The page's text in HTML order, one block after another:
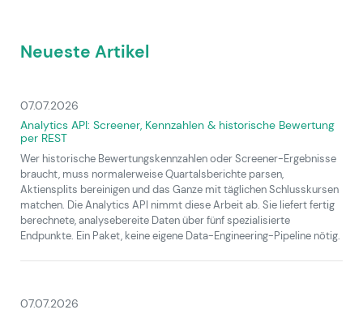
Neueste Artikel
07.07.2026
Analytics API: Screener, Kennzahlen & historische Bewertung
per REST
Wer historische Bewertungskennzahlen oder Screener-Ergebnisse
braucht, muss normalerweise Quartalsberichte parsen,
Aktiensplits bereinigen und das Ganze mit täglichen Schlusskursen
matchen. Die Analytics API nimmt diese Arbeit ab. Sie liefert fertig
berechnete, analysebereite Daten über fünf spezialisierte
Endpunkte. Ein Paket, keine eigene Data-Engineering-Pipeline nötig.
07.07.2026